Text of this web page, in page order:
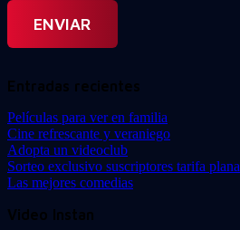
Entradas recientes
Películas para ver en familia
Cine refrescante y veraniego
Adopta un videoclub
Sorteo exclusivo suscriptores tarifa plana
Las mejores comedias
Video Instan